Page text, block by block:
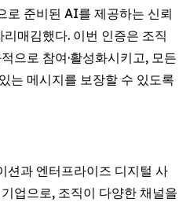
로 준비된 AI를 제공하는 신뢰
매김했다. 이번 인증은 조직
으로 참여·활성화시키고, 모든
는 메시지를 보장할 수 있도록
션과 엔터프라이즈 디지털 사
업으로, 조직이 다양한 채널을